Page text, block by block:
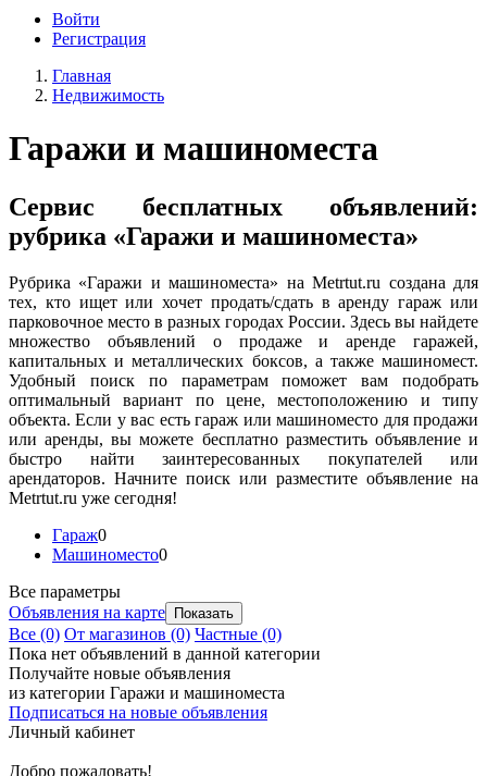
Войти
Регистрация
Главная
Недвижимость
Гаражи и машиноместа
Сервис бесплатных объявлений:
рубрика «Гаражи и машиноместа»
Рубрика «Гаражи и машиноместа» на Metrtut.ru создана для
тех, кто ищет или хочет продать/сдать в аренду гараж или
парковочное место в разных городах России. Здесь вы найдете
множество объявлений о продаже и аренде гаражей,
капитальных и металлических боксов, а также машиномест.
Удобный поиск по параметрам поможет вам подобрать
оптимальный вариант по цене, местоположению и типу
объекта. Если у вас есть гараж или машиноместо для продажи
или аренды, вы можете бесплатно разместить объявление и
быстро найти заинтересованных покупателей или
арендаторов. Начните поиск или разместите объявление на
Metrtut.ru уже сегодня!
Гараж0
Машиноместо0
Все параметры
Объявления на карте
Все (0) От магазинов (0) Частные (0)
Пока нет объявлений в данной категории
Получайте новые объявления
из категории Гаражи и машиноместа
Подписаться на новые объявления
Личный кабинет
Добро пожаловать!